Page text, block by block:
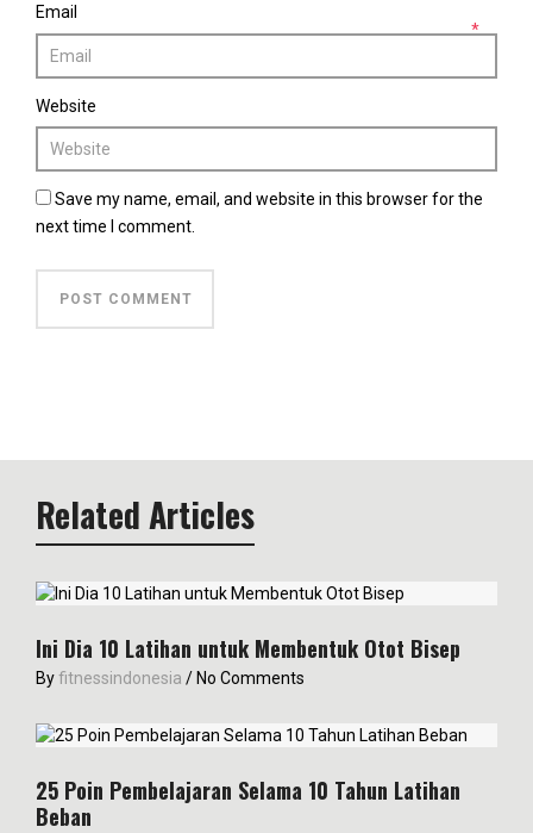
Email
*
Website
Save my name, email, and website in this browser for the
next time I comment.
Related Articles
Ini Dia 10 Latihan untuk Membentuk Otot Bisep
Byfitnessindonesia / No Comments
25 Poin Pembelajaran Selama 10 Tahun Latihan
Beban